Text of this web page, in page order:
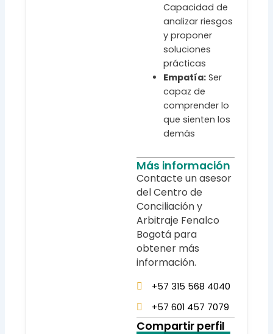
Capacidad de
analizar riesgos
y proponer
soluciones
prácticas
Empatía:Ser
capaz de
comprender lo
que sienten los
demás
Más información
Contacte un asesor
del Centro de
Conciliación y
Arbitraje Fenalco
Bogotá para
obtener más
información.
+57 315 568 4040
+57 601 457 7079
Compartir perfil